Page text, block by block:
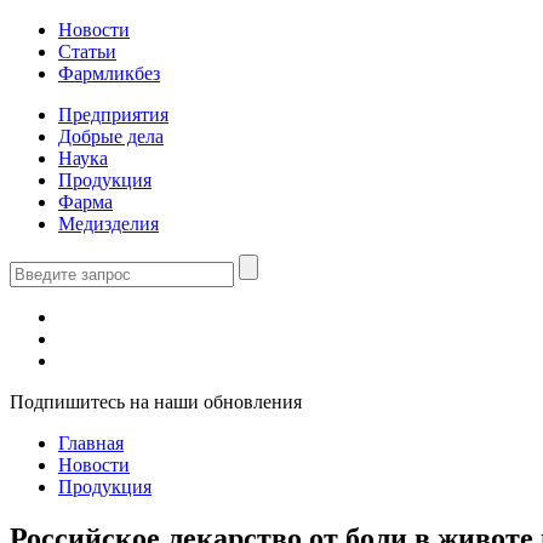
Новости
Статьи
Фармликбез
Предприятия
Добрые дела
Наука
Продукция
Фарма
Медизделия
Подпишитесь на наши обновления
Главная
Новости
Продукция